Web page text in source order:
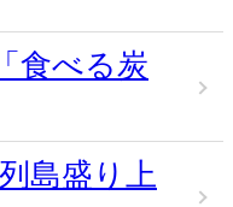
食べる炭
島盛り上